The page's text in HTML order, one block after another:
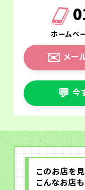
ホームペ
✉️ メー
💬 今
このお店を
こんなお店